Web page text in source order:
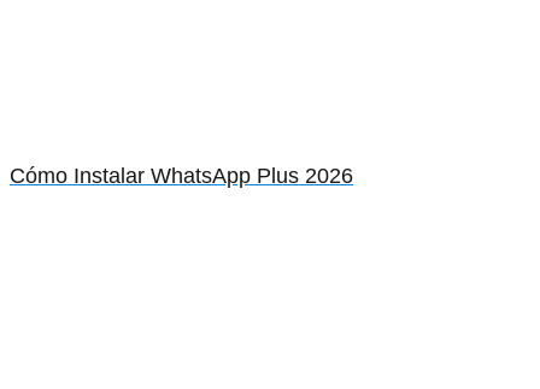
Cómo Instalar WhatsApp Plus 2026